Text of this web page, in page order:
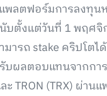
พลตฟอร์มการลงทุน
บตั้งแต่วันที่ 1 พฤศจิ
มารถ stake คริปโตไ
บผลตอบแทนจากกา
ะ TRON (TRX) ผ่า